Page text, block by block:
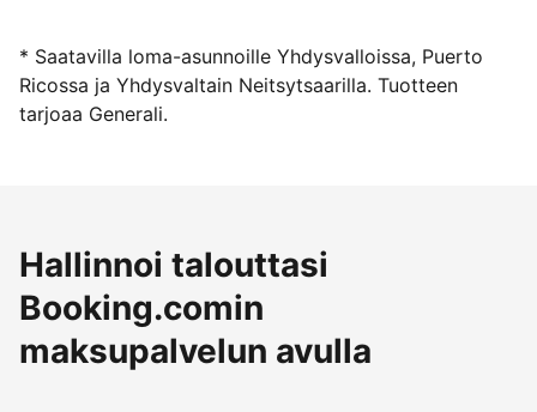
* Saatavilla loma-asunnoille Yhdysvalloissa, Puerto
Ricossa ja Yhdysvaltain Neitsytsaarilla. Tuotteen
tarjoaa Generali.
Hallinnoi talouttasi
Booking.comin
maksupalvelun avulla